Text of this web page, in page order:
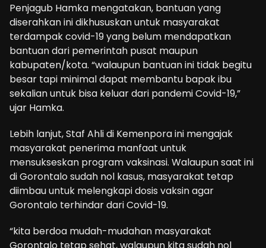
Penjagub Hamka mengatakan, bantuan yang
diserahkan ini dikhususkan untuk masyarakat
terdampak covid-19 yang belum mendapatkan
bantuan dari pemerintah pusat maupun
kabupaten/kota. “walaupun bantuan ini tidak begitu
besar tapi minimal dapat membantu bapak ibu
sekalian untuk bisa keluar dari pandemi Covid-19,”
ujar Hamka.
Lebih lanjut, Staf Ahli di Kemenpora ini mengajak
masyarakat penerima manfaat untuk
mensukseskan program vaksinasi. Walaupun saat ini
di Gorontalo sudah nol kasus, masyarakat tetap
diimbau untuk melengkapi dosis vaksin agar
Gorontalo terhindar dari Covid-19.
“kita berdoa mudah-mudahan masyarakat
Gorontalo tetap sehat, walaupun kita sudah nol